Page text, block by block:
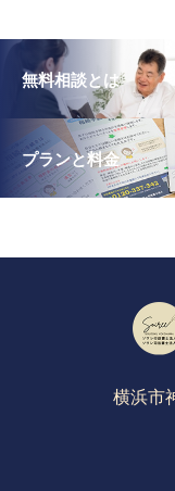
無料相談とは
プランと料金
横浜市